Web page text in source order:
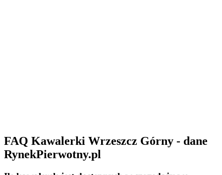
FAQ Kawalerki Wrzeszcz Górny - dane
RynekPierwotny.pl